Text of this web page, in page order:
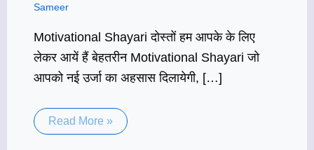
Sameer
Motivational Shayari दोस्तों हम आपके के लिए
लेकर आयें हैं बेहतरीन Motivational Shayari जो
आपको नई उर्जा का अहसास दिलायेगी, […]
Read More »